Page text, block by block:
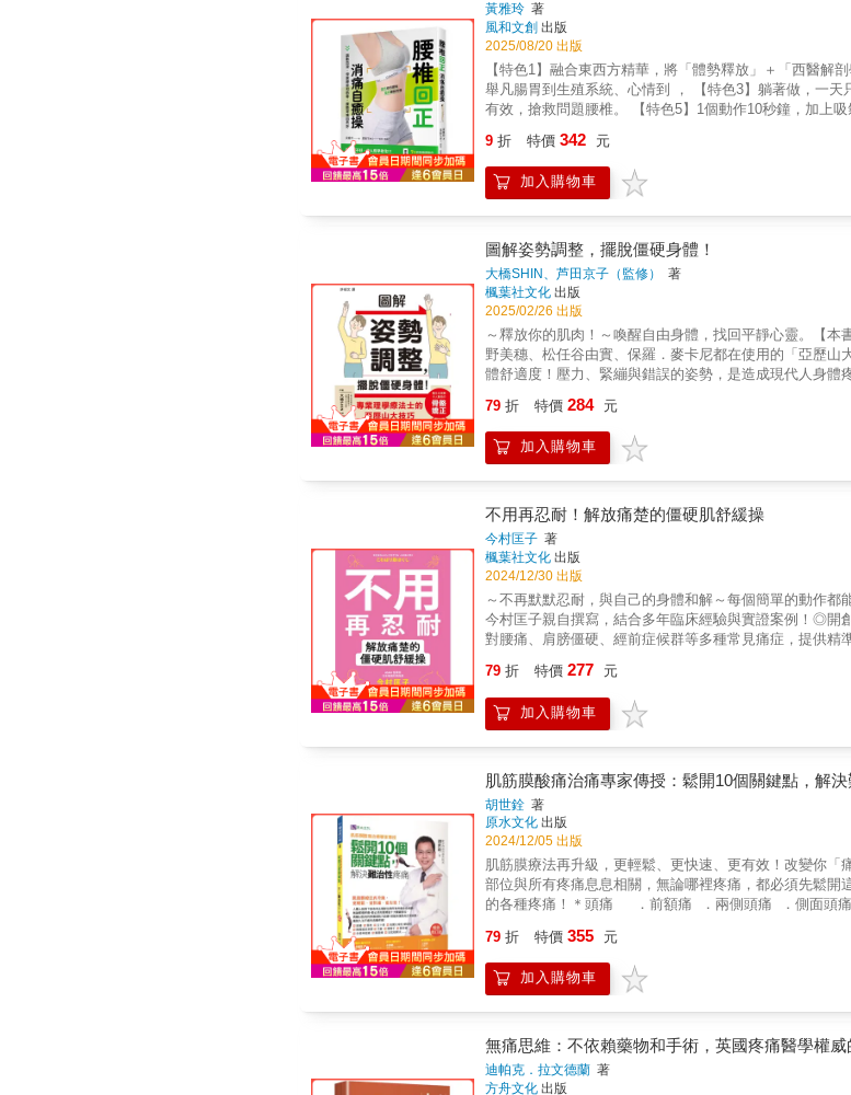
黃雅玲 著
風和文創 出版
2025/08/20 出版
【特色1】融合東西方精華，將「體勢釋放」＋「西醫解
舉凡腸胃到生殖系統、心情到 ， 【特色3】躺著做，一
有效，搶救問題腰椎。 【特色5】1個動作10秒鐘，加上
種相關症候群。 ★70秒的腰椎回正操，幫你伸展腰椎關
搶救你的腰酸背痛!安全躺著做，酸痛遠離、人生變彩色
腳、大腿肉下垂、子宮問題、小腿麻痛…..？想不到吧，
麼腰椎回正操效果如此神奇?•腰椎操是透過「本體感覺」
會活化，由大腦啟動自我療癒的機制，真正向腰酸背痛
到足夠的訊號(多做是無效的)。◎腰椎操設計原理•體操是
與吸氣方式同時啟動副交感神經，讓身體在舒緩的狀態中
進身體健康。•動作簡單，即是體能不好、肌肉無力的
想睡了，真是幸福。(56歲女性)•時常踢到自己的小腳趾
床上時腰部也不再懸空了，真是神奇。(50歲女性)•我常
時閃到腰，連小腿後側都會麻痛，持續練腰椎操一段時
常的，在練習腰椎操2周後，次數就減少一半，三個月後
9 折 特價 342 元
加入購物車
圖解姿勢調整，擺脫僵硬身體！
大橋SHIN、芦田京子（監修）
著
楓葉社文化 出版
2025/02/26 出版
～釋放你的肌肉！～喚醒自由身體，找回平靜心靈。【
野美穗、松任谷由實、保羅．麥卡尼都在使用的「亞歷
體舒適度！壓力、緊繃與錯誤的姿勢，是造成現代人身體
的一種方法。該技巧應用範圍廣泛，且逐漸於醫療界普
識！✦書中使用簡單直觀的插圖與說明，指導你如何調整
軟的平衡。改變身體感受的方式，就從每一個微小的姿
79 折 特價 284 元
加入購物車
不用再忍耐！解放痛楚的僵硬肌舒緩操
今村匡子 著
楓葉社文化 出版
2024/12/30 出版
～不再默默忍耐，與自己的身體和解～每個簡單的動作
今村匡子親自撰寫，結合多年臨床經驗與實證案例！◎開
對腰痛、肩膀僵硬、經前症候群等多種常見痛症，提供精
實，這些痛楚可能正在悄悄改變你的生活品質，甚至對
族、女性與高齡患者的健康問題，設計了這套簡單且有
因◆◆本書深入探討疼痛背後的根本原因──「僵硬肌」，
用再忍耐！解放痛楚的僵硬肌舒緩操》，就此告別無解的
能過得輕鬆自在且充滿活力！
79 折 特價 277 元
加入購物車
肌筋膜酸痛治痛專家傳授：鬆開10個關鍵點，解
胡世銓 著
原水文化 出版
2024/12/05 出版
肌筋膜療法再升級，更輕鬆、更快速、更有效！改變你
部位與所有疼痛息息相關，無論哪裡疼痛，都必須先鬆
的各種疼痛！＊頭痛 ．前額痛 ．兩側頭痛 ．側面頭
前側疼痛＊上肢酸痛 ．高爾夫球肘與網球肘 ．腕隧
腰痛 ．背部橫面痛 ．背部側面痛 ．閃到腰＊下肢酸
鬆開以下10個關鍵點，解決你的難治性疼痛！〔上肢關
任 林瀛洲 醫師 長庚體系運動醫學總召集人 蔡凱
黃萬隆 前HBL松山高中籃球隊教練 徐薇凌 LPGA美巡
企業※ 王震緯 台灣志工 江威娜 前永豐金控營運長
79 折 特價 355 元
加入購物車
無痛思維：不依賴藥物和手術，英國疼痛醫學權威
迪帕克．拉文德蘭 著
方舟文化 出版